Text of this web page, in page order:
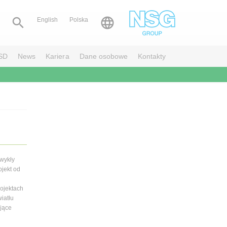
 English Polska 
News Kariera Dane osobowe Kontakty
od